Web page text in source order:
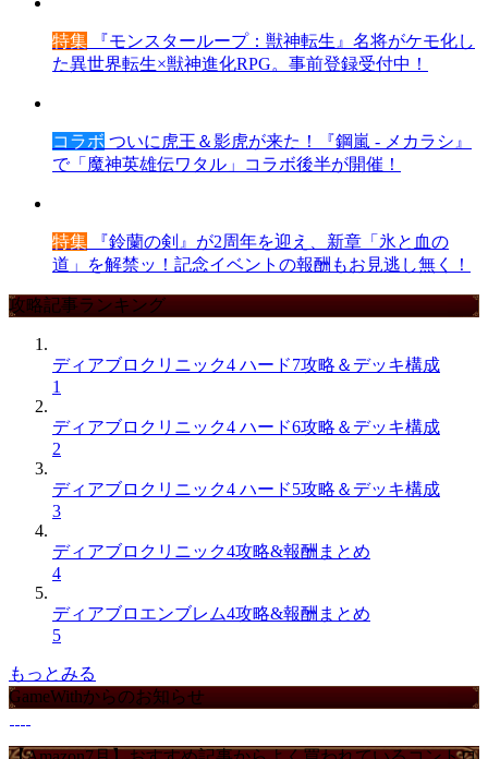
特集 『モンスターループ：獣神転生』名将がケモ化し
た異世界転生×獣神進化RPG。事前登録受付中！
コラボ ついに虎王＆影虎が来た！『鋼嵐 - メカラシ』
で「魔神英雄伝ワタル」コラボ後半が開催！
特集 『鈴蘭の剣』が2周年を迎え、新章「氷と血の
道」を解禁ッ！記念イベントの報酬もお見逃し無く！
攻略記事ランキング
ディアブロクリニック4 ハード7攻略＆デッキ構成
1
ディアブロクリニック4 ハード6攻略＆デッキ構成
2
ディアブロクリニック4 ハード5攻略＆デッキ構成
3
ディアブロクリニック4攻略&報酬まとめ
4
ディアブロエンブレム4攻略&報酬まとめ
5
もっとみる
GameWithからのお知らせ